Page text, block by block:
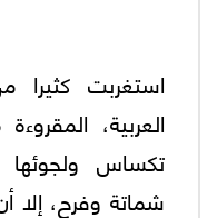
استغربت كثيرا
العربية،
تكساس
شماتة وفرح، إلا